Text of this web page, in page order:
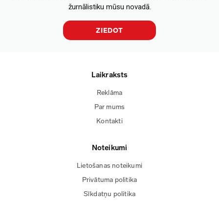
žurnālistiku mūsu novadā.
ZIEDOT
Laikraksts
Reklāma
Par mums
Kontakti
Noteikumi
Lietošanas noteikumi
Privātuma politika
Sīkdatņu politika